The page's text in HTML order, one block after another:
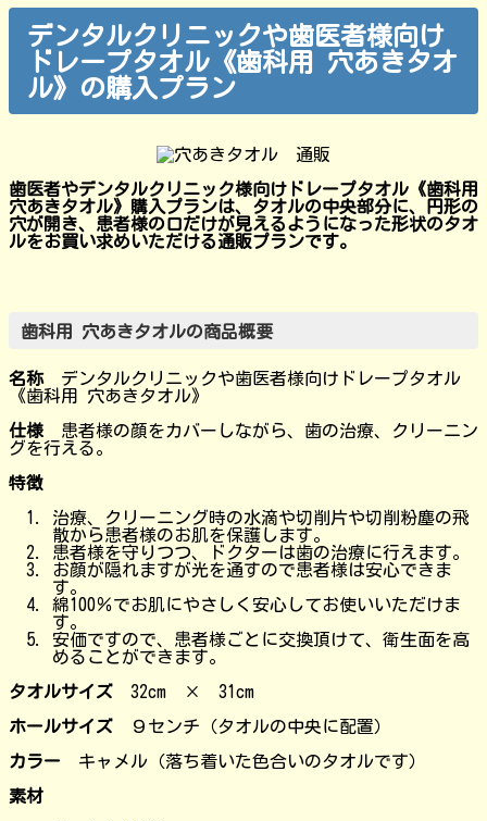
デンタルクリニックや歯医者様向け
ドレープタオル《歯科用 穴あきタオ
ル》の購入プラン
歯医者やデンタルクリニック様向けドレープタオル《歯科用
穴あきタオル》購入プランは、タオルの中央部分に、円形の
穴が開き、患者様の口だけが見えるようになった形状のタオ
ルをお買い求めいただける通販プランです。
歯科用 穴あきタオルの商品概要
名称デンタルクリニックや歯医者様向けドレープタオル
《歯科用 穴あきタオル》
仕様 患者様の顔をカバーしながら、歯の治療、クリーニン
グを行える。
特徴
治療、クリーニング時の水滴や切削片や切削粉塵の飛
散から患者様のお肌を保護します。
患者様を守りつつ、ドクターは歯の治療に行えます。
お顔が隠れますが光を通すので患者様は安心できま
す。
綿100％でお肌にやさしく安心してお使いいただけま
す。
安価ですので、患者様ごとに交換頂けて、衛生面を高
めることができます。
タオルサイズ 32cm × 31cm
ホールサイズ ９センチ（タオルの中央に配置）
カラー キャメル（落ち着いた色合いのタオルです）
素材